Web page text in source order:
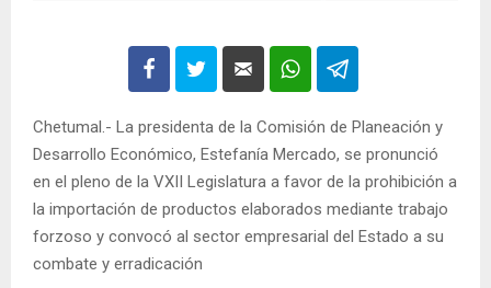
Chetumal.- La presidenta de la Comisión de Planeación y
Desarrollo Económico, Estefanía Mercado, se pronunció
en el pleno de la VXII Legislatura a favor de la prohibición a
la importación de productos elaborados mediante trabajo
forzoso y convocó al sector empresarial del Estado a su
combate y erradicación